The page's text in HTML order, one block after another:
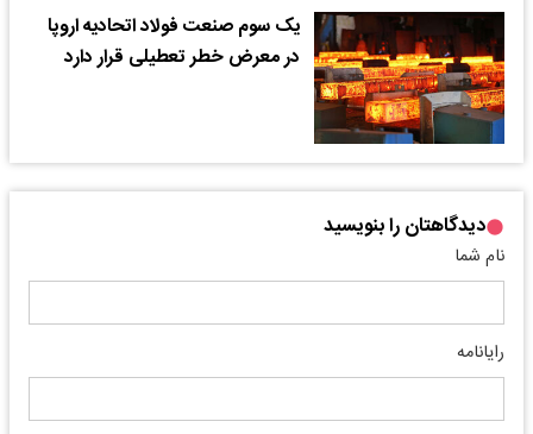
یک سوم صنعت فولاد اتحادیه اروپا
در معرض خطر تعطیلی قرار دارد
دیدگاهتان را بنویسید
نام شما
رایانامه